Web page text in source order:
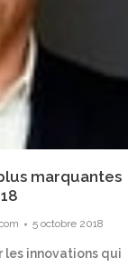
marquantes
5 octobre 2018
les innovations qui